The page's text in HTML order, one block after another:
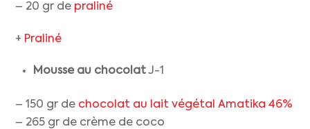
– 20 gr de praliné
+ Praliné
Mousse au chocolatJ-1
– 150 gr de chocolat au lait végétal Amatika 46%
– 265 gr de crème de coco